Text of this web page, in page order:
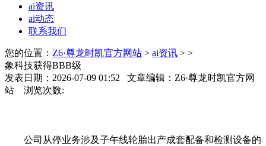
ai资讯
ai动态
联系我们
您的位置： Z6·尊龙时凯官方网站 > ai资讯 > >
象科技获得BBB级
发表日期：2026-07-09 01:52 文章编辑：Z6·尊龙时凯官方网
站 浏览次数:
公司从停业务涉及子午线轮胎出产成套配备和检测设备的